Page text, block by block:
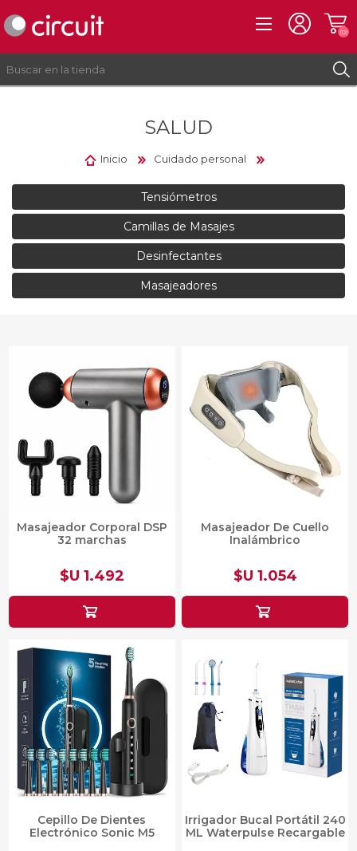
INICIAR SESIÓN
(0)
SALUD
Inicio Cuidado personal
Tensiómetros
Camillas de Masajes
Desinfectantes
Masajeadores
Masajeador Corporal DSP
32 marchas
$U 1.492
Masajeador De Cuello
Inalámbrico
$U 1.054
Cepillo De Dientes
Electrónico Sonic M5
Irrigador Bucal Portátil 240
ML Waterpulse Recargable